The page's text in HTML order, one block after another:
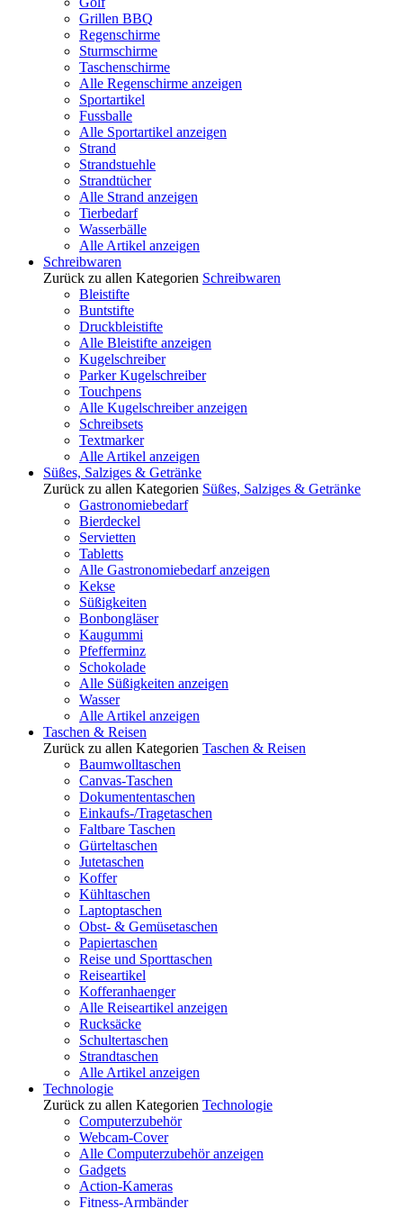
Grillen BBQ
Regenschirme
Sturmschirme
Taschenschirme
Alle Regenschirme anzeigen
Sportartikel
Fussballe
Alle Sportartikel anzeigen
Strand
Strandstuehle
Strandtücher
Alle Strand anzeigen
Tierbedarf
Wasserbälle
Alle Artikel anzeigen
Schreibwaren
Zurück zu allen Kategorien Schreibwaren
Bleistifte
Buntstifte
Druckbleistifte
Alle Bleistifte anzeigen
Kugelschreiber
Parker Kugelschreiber
Touchpens
Alle Kugelschreiber anzeigen
Schreibsets
Textmarker
Alle Artikel anzeigen
Süßes, Salziges & Getränke
Zurück zu allen Kategorien Süßes, Salziges & Getränke
Gastronomiebedarf
Bierdeckel
Servietten
Tabletts
Alle Gastronomiebedarf anzeigen
Kekse
Süßigkeiten
Bonbongläser
Kaugummi
Pfefferminz
Schokolade
Alle Süßigkeiten anzeigen
Wasser
Alle Artikel anzeigen
Taschen & Reisen
Zurück zu allen Kategorien Taschen & Reisen
Baumwolltaschen
Canvas-Taschen
Dokumententaschen
Einkaufs-/Tragetaschen
Faltbare Taschen
Gürteltaschen
Jutetaschen
Koffer
Kühltaschen
Laptoptaschen
Obst- & Gemüsetaschen
Papiertaschen
Reise und Sporttaschen
Reiseartikel
Kofferanhaenger
Alle Reiseartikel anzeigen
Rucksäcke
Schultertaschen
Strandtaschen
Alle Artikel anzeigen
Technologie
Zurück zu allen Kategorien Technologie
Computerzubehör
Webcam-Cover
Alle Computerzubehör anzeigen
Gadgets
Action-Kameras
Fitness-Armbänder